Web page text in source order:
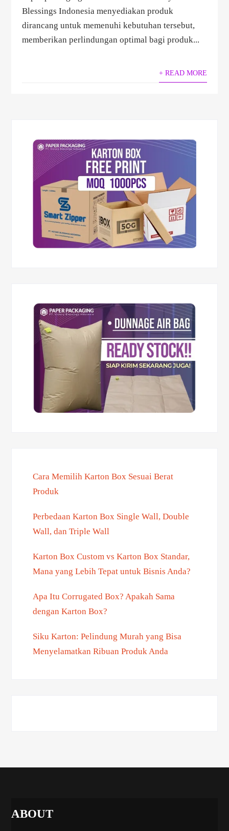
Blessings Indonesia menyediakan produk
dirancang untuk memenuhi kebutuhan tersebut,
memberikan perlindungan optimal bagi produk...
+ READ MORE
Cara Memilih Karton Box Sesuai Berat
Produk
Perbedaan Karton Box Single Wall, Double
Wall, dan Triple Wall
Karton Box Custom vs Karton Box Standar,
Mana yang Lebih Tepat untuk Bisnis Anda?
Apa Itu Corrugated Box? Apakah Sama
dengan Karton Box?
Siku Karton: Pelindung Murah yang Bisa
Menyelamatkan Ribuan Produk Anda
ABOUT